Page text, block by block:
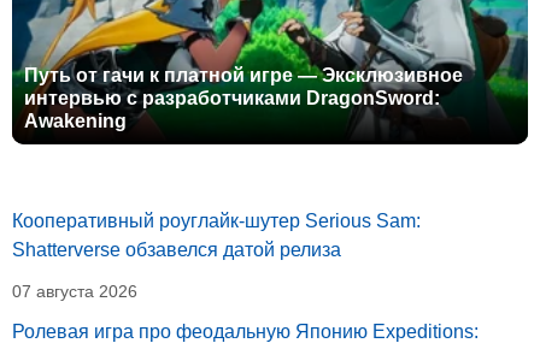
Путь от гачи к платной игре — Эксклюзивное
интервью с разработчиками DragonSword:
Awakening
Кооперативный роуглайк-шутер Serious Sam:
Shatterverse обзавелся датой релиза
07 августа 2026
Ролевая игра про феодальную Японию Expeditions: